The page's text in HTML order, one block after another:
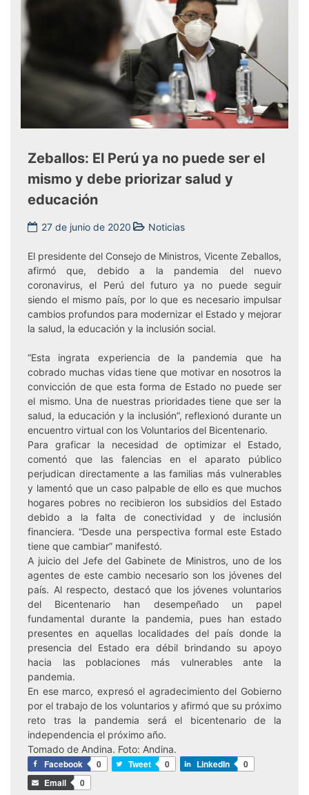
Zeballos: El Perú ya no puede ser el
mismo y debe priorizar salud y
educación
27 de junio de 2020 Noticias
El presidente del Consejo de Ministros, Vicente Zeballos,
afirmó que, debido a la pandemia del nuevo
coronavirus, el Perú del futuro ya no puede seguir
siendo el mismo país, por lo que es necesario impulsar
cambios profundos para modernizar el Estado y mejorar
la salud, la educación y la inclusión social.
“Esta ingrata experiencia de la pandemia que ha
cobrado muchas vidas tiene que motivar en nosotros la
convicción de que esta forma de Estado no puede ser
el mismo. Una de nuestras prioridades tiene que ser la
salud, la educación y la inclusión”, reflexionó durante un
encuentro virtual con los Voluntarios del Bicentenario.
Para graficar la necesidad de optimizar el Estado,
comentó que las falencias en el aparato público
perjudican directamente a las familias más vulnerables
y lamentó que un caso palpable de ello es que muchos
hogares pobres no recibieron los subsidios del Estado
debido a la falta de conectividad y de inclusión
financiera. “Desde una perspectiva formal este Estado
tiene que cambiar” manifestó.
A juicio del Jefe del Gabinete de Ministros, uno de los
agentes de este cambio necesario son los jóvenes del
país. Al respecto, destacó que los jóvenes voluntarios
del Bicentenario han desempeñado un papel
fundamental durante la pandemia, pues han estado
presentes en aquellas localidades del país donde la
presencia del Estado era débil brindando su apoyo
hacia las poblaciones más vulnerables ante la
pandemia.
En ese marco, expresó el agradecimiento del Gobierno
por el trabajo de los voluntarios y afirmó que su próximo
reto tras la pandemia será el bicentenario de la
independencia el próximo año.
Tomado de Andina. Foto: Andina.
Facebook 0 Tweet 0 LinkedIn
0
Email
0